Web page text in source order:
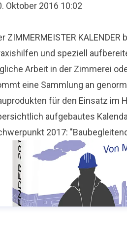
Oktober 2016 10:02
ZIMMERMEISTER
und speziell
Arbeit in der Zimmerei
eine Sammlung an
für den Einsatz im
aufgebautes
2017: